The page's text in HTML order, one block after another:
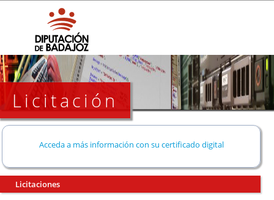
Licitación
Acceda a más información con su certificado digital
Licitaciones